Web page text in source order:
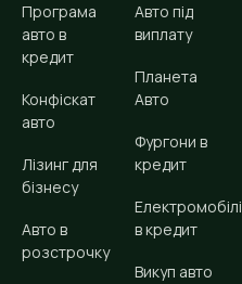
Програма
авто в
кредит
Конфіскат
авто
Лізинг для
бізнесу
Авто в
розстрочку
Авто під
виплату
Планета
Авто
Фургони в
кредит
Електромобілі
в кредит
Викуп авто